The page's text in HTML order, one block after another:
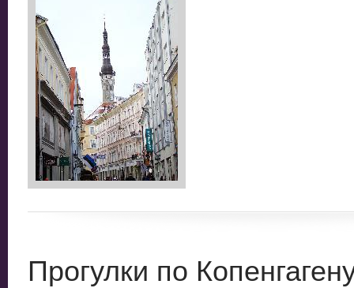
Прогулки по